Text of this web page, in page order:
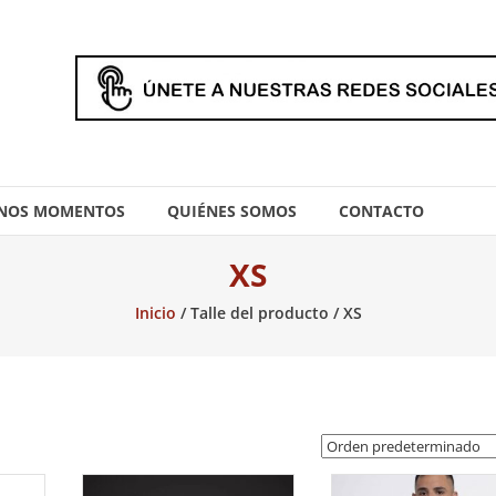
MOMENTOS QUIÉNES SOMOS CONTACTO
XS
Inicio / Talle del producto / XS